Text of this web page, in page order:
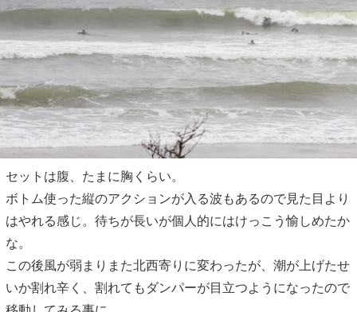
セットは腹、たまに胸くらい。
ボトム使った縦のアクションが入る波もあるので見た目より
はやれる感じ。待ちが長いが個人的にはけっこう愉しめたか
な。
この後風が弱まりまた北西寄りに変わったが、潮が上げたせ
いか割れ辛く、割れてもダンパーが目立つようになったので